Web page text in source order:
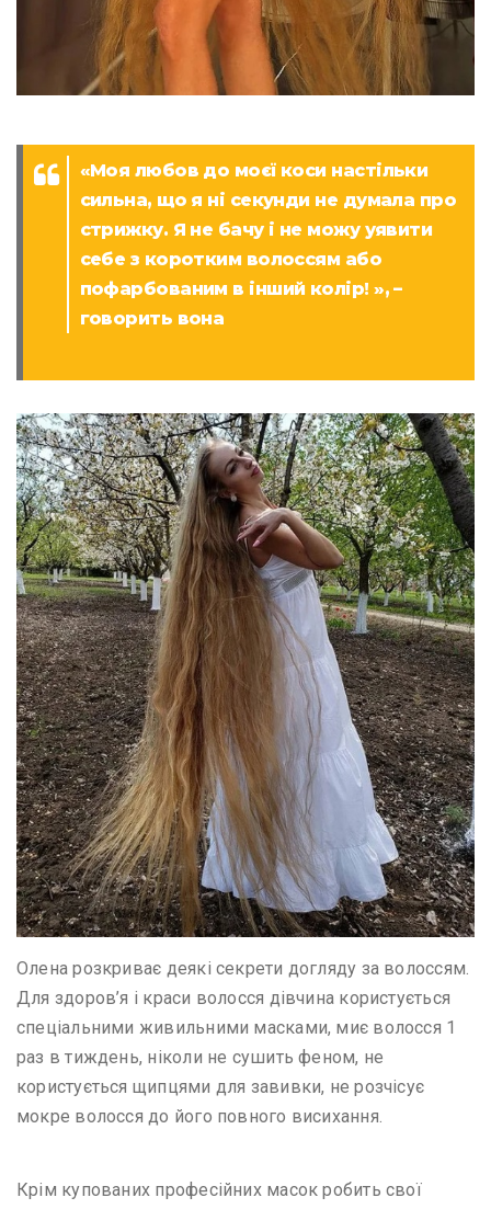
«Моя любов до моєї коси настільки
сильна, що я ні секунди не думала про
стрижку. Я не бачу і не можу уявити
себе з коротким волоссям або
пофарбованим в інший колір! », –
говорить вона
Олена розкриває деякі секрети догляду за волоссям.
Для здоров’я і краси волосся дівчина користується
спеціальними живильними масками, миє волосся 1
раз в тиждень, ніколи не сушить феном, не
користується щипцями для завивки, не розчісує
мокре волосся до його повного висихання.
Крім купованих професійних масок робить свої